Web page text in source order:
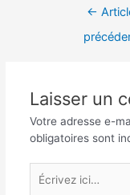
Navigation←
Laisser un
Votre adresse e-
obligatoires sont
Écrivez
ici…